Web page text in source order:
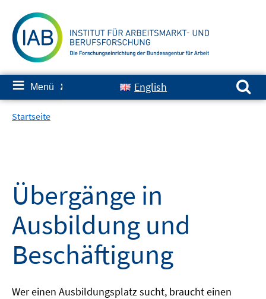
zum
Inhalt
≡ Menü ✘ English
Suchen nach:
Startseite
Übergänge in
Ausbildung und
Beschäftigung
Wer einen Ausbildungsplatz sucht, braucht einen